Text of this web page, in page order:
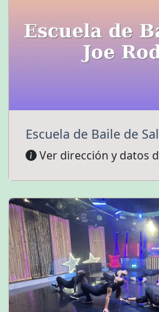
Escuela de Baile de
Ver dirección y datos